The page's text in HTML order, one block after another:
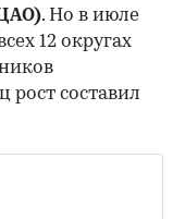
. Но в июле
12 округах
рост составил